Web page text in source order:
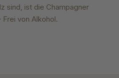
sind, ist die Champagner
Frei von Alkohol.